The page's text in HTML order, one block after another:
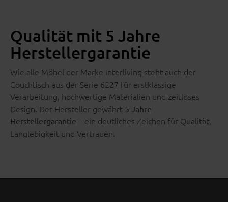
Qualität mit 5 Jahre
Herstellergarantie
Wie alle Möbel der Marke Interliving steht auch der
Couchtisch aus der Serie 6227 für erstklassige
Verarbeitung, hochwertige Materialien und zeitloses
Design. Der Hersteller gewährt 5 Jahre
Herstellergarantie – ein deutliches Zeichen für Qualität,
Langlebigkeit und Vertrauen.